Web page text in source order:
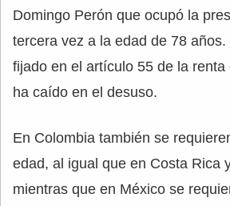
Domingo Perón que ocupó la
tercera vez a la edad de 78
fijado en el artículo 55 de la renta
ha caído en el desuso.
En Colombia también se
edad, al igual que en Costa Rica
mientras que en México se